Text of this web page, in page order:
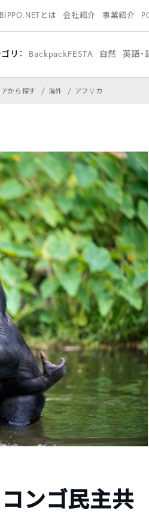
とは 会社紹介 事業紹介
リ： BackpackFESTA 自然 英語・
から探す 海外 アフリカ
ンゴ民主共